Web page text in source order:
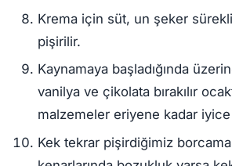
Krema için süt, un şeker sürekli
pişirilir.
Kaynamaya başladığında
vanilya ve çikolata bırakılır
malzemeler eriyene kadar iyice
Kek tekrar pişirdiğimiz borcama